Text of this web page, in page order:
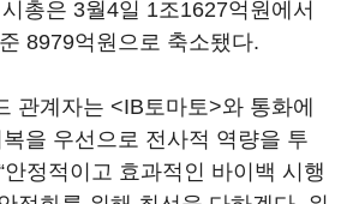
총은 3월4일 1조1627억원에서
8979억원으로 축소됐다.
관계자는 <IB토마토>와 통화에
을 우선으로 전사적 역량을 투
안정적이고 효과적인 바이백 시행